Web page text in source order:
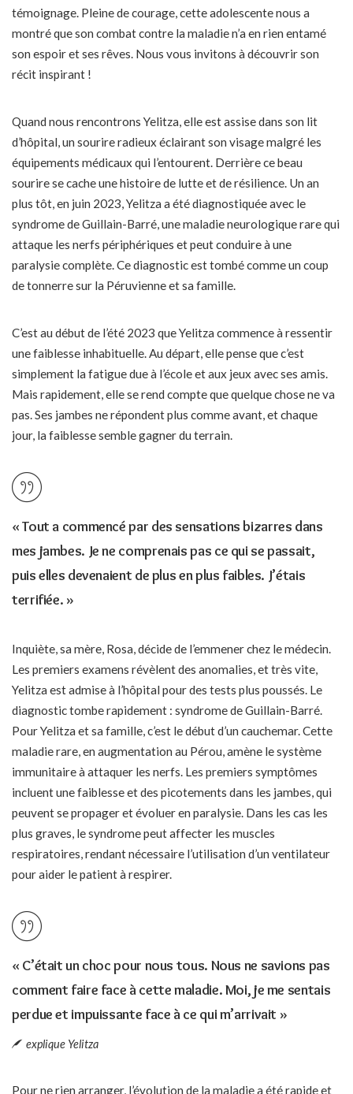
témoignage. Pleine de courage, cette adolescente nous a
montré que son combat contre la maladie n’a en rien entamé
son espoir et ses rêves. Nous vous invitons à découvrir son
récit inspirant !
Quand nous rencontrons Yelitza, elle est assise dans son lit
d’hôpital, un sourire radieux éclairant son visage malgré les
équipements médicaux qui l’entourent. Derrière ce beau
sourire se cache une histoire de lutte et de résilience. Un an
plus tôt, en juin 2023, Yelitza a été diagnostiquée avec le
syndrome de Guillain-Barré, une maladie neurologique rare qui
attaque les nerfs périphériques et peut conduire à une
paralysie complète. Ce diagnostic est tombé comme un coup
de tonnerre sur la Péruvienne et sa famille.
C’est au début de l’été 2023 que Yelitza commence à ressentir
une faiblesse inhabituelle. Au départ, elle pense que c’est
simplement la fatigue due à l’école et aux jeux avec ses amis.
Mais rapidement, elle se rend compte que quelque chose ne va
pas. Ses jambes ne répondent plus comme avant, et chaque
jour, la faiblesse semble gagner du terrain.
« Tout a commencé par des sensations bizarres dans
mes jambes. Je ne comprenais pas ce qui se passait,
puis elles devenaient de plus en plus faibles. J’étais
terrifiée. »
Inquiète, sa mère, Rosa, décide de l’emmener chez le médecin.
Les premiers examens révèlent des anomalies, et très vite,
Yelitza est admise à l’hôpital pour des tests plus poussés. Le
diagnostic tombe rapidement : syndrome de Guillain-Barré.
Pour Yelitza et sa famille, c’est le début d’un cauchemar. Cette
maladie rare, en augmentation au Pérou, amène le système
immunitaire à attaquer les nerfs. Les premiers symptômes
incluent une faiblesse et des picotements dans les jambes, qui
peuvent se propager et évoluer en paralysie. Dans les cas les
plus graves, le syndrome peut affecter les muscles
respiratoires, rendant nécessaire l’utilisation d’un ventilateur
pour aider le patient à respirer.
« C’était un choc pour nous tous. Nous ne savions pas
comment faire face à cette maladie. Moi, je me sentais
perdue et impuissante face à ce qui m’arrivait »
explique Yelitza
Pour ne rien arranger, l’évolution de la maladie a été rapide et